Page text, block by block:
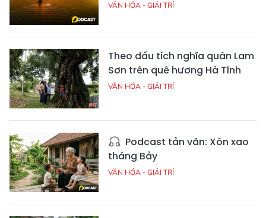
VĂN HÓA - GIẢI TRÍ
Theo dấu tích nghĩa quân Lam
Sơn trên quê hương Hà Tĩnh
VĂN HÓA - GIẢI TRÍ
Podcast tản văn: Xôn xao
tháng Bảy
VĂN HÓA - GIẢI TRÍ